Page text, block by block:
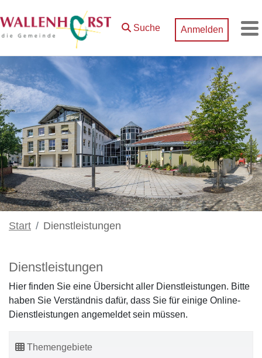
Zum Hauptinhalt springen
Suche
Anmelden
Start Dienstleistungen
Dienstleistungen
Hier finden Sie eine Übersicht aller Dienstleistungen. Bitte
haben Sie Verständnis dafür, dass Sie für einige Online-
Dienstleistungen angemeldet sein müssen.
Themengebiete